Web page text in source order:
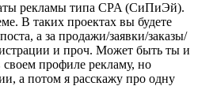
рекламы типа CPA (СиПиЭй).
В таких проектах вы будете
а за продажи/заявки/заказы/
и проч. Может быть ты и
профиле рекламу, но
а потом я расскажу про одну